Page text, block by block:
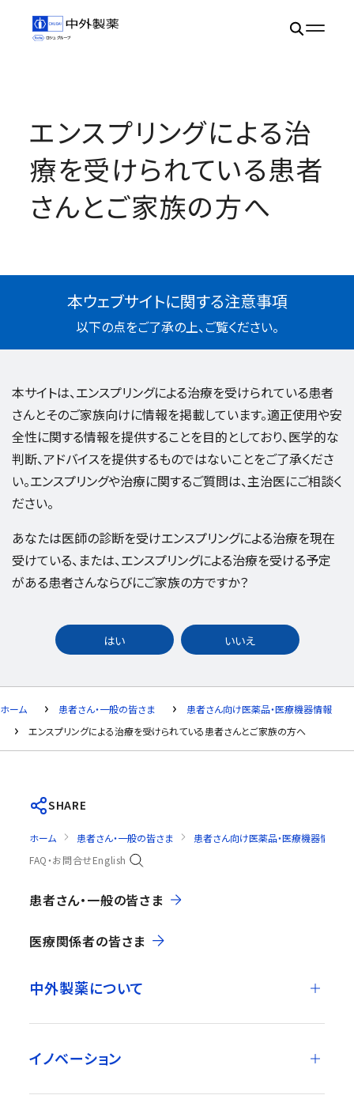
エンスプリングによる治
療を受けられている患者
さんとご家族の方へ
本ウェブサイトに関する注意事項
以下の点をご了承の上、ご覧ください。
本サイトは、エンスプリングによる治療を受けられている患者
さんとそのご家族向けに情報を掲載しています。適正使用や安
全性に関する情報を提供することを目的としており、医学的な
判断、アドバイスを提供するものではないことをご了承くださ
い。エンスプリングや治療に関するご質問は、主治医にご相談く
ださい。
あなたは医師の診断を受けエンスプリングによる治療を現在
受けている、または、エンスプリングによる治療を受ける予定
がある患者さんならびにご家族の方ですか？
はい いいえ
ホーム 患者さん・一般の皆さま
患者さん向け医薬品・医療機器情報
エンスプリングによる治療を受けられている患者さんとご家族の方へ
SHARE
ホーム 患者さん・一般の皆さま
患者さん向け医薬品・医療機器情報
FAQ・お問合せEnglish
患者さん・一般の皆さま
医療関係者の皆さま
中外製薬について
イノベーション